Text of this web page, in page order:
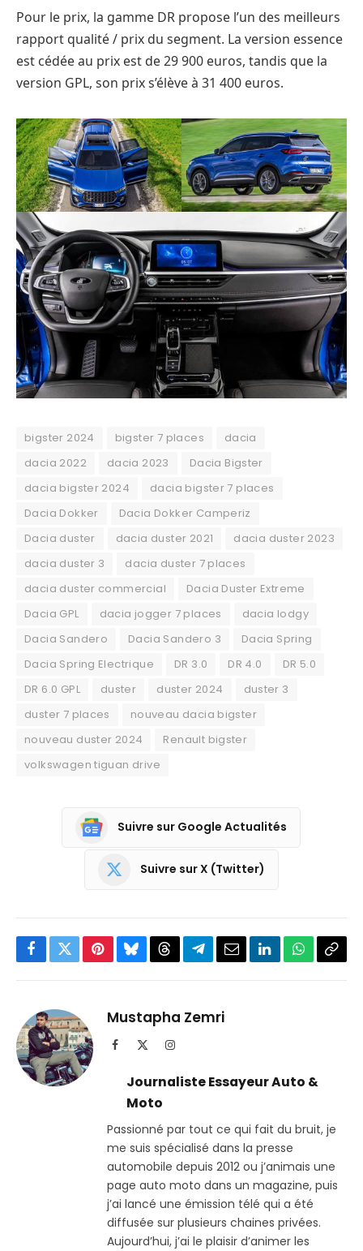
Pour le prix, la gamme DR propose l’un des meilleurs
rapport qualité / prix du segment. La version essence
est cédée au prix est de 29 900 euros, tandis que la
version GPL, son prix s’élève à 31 400 euros.
bigster 2024 bigster 7 places
dacia
dacia 2022
dacia 2023
Dacia Bigster
dacia bigster 2024
dacia bigster 7 places
Dacia Dokker
Dacia Dokker Camperiz
Dacia duster
dacia duster 2021
dacia duster 2023
dacia duster 3
dacia duster 7 places
dacia duster commercial
Dacia Duster Extreme
Dacia GPL
dacia jogger 7 places
dacia lodgy
Dacia Sandero
Dacia Sandero 3
Dacia Spring
Dacia Spring Electrique
DR 3.0 DR 4.0
DR 5.0
DR 6.0 GPL
duster duster 2024
duster 3
duster 7 places
nouveau dacia bigster
nouveau duster 2024
Renault bigster
volkswagen tiguan drive
Suivre sur Google Actualités
Suivre sur X (Twitter)
Facebook
TwitterPinterestBlueskyThreadsPartager
Telegram
EmailLinkedInWhatsApp
Mustapha Zemri
Facebook Instagram
Journaliste Essayeur Auto &
Moto
Passionné par tout ce qui fait du bruit, je
me suis spécialisé dans la presse
automobile depuis 2012 ou j’animais une
page auto moto dans un magazine, puis
j’ai lancé une émission télé qui a été
diffusée sur plusieurs chaines privées.
Aujourd’hui, j’ai le plaisir d’animer les